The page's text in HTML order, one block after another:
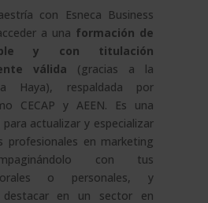
con Esneca Business
a una formación de
y con titulación
válida (gracias a la
Haya), respaldada por
CECAP y AEEN. Es una
actualizar y especializar
profesionales en marketing
con tus
o personales, y
destacar en un sector en